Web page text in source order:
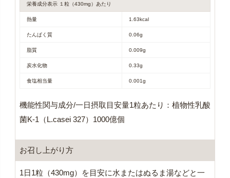
栄養成分表示 １粒（430mg）あたり
熱量 1.63kcal
たんぱく質 0.06g
脂質 0.009g
炭水化物 0.33g
食塩相当量 0.001g
機能性関与成分/一日摂取目安量1粒あたり：植物性乳酸
菌K-1（L.casei 327）1000億個
お召し上がり方
1日1粒（430mg）を目安に水またはぬるま湯などと一